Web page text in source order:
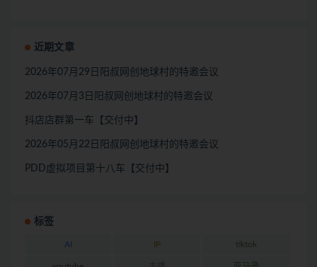
近期文章
2026年07月29日阳叔网创地球村的特邀会议
2026年07月3日阳叔网创地球村的特邀会议
抖店店群第一车【交付中】
2026年05月22日阳叔网创地球村的特邀会议
PDD虚拟项目第十八车【交付中】
标签
AI IP tiktok